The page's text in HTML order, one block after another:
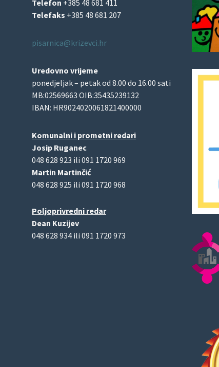
Telefon +385 48 681 411
Telefaks +385 48 681 207
pisarnica@krizevci.hr
Uredovno vrijeme
ponedjeljak – petak od 8.00 do 16.00 sati
MB:02569663 OIB:35435239132
IBAN: HR9024020061821400000
Komunalni i prometni redari
Josip Ruganec
048 628 923 ili 091 1720 969
Martin Martinčić
048 628 925 ili 091 1720 968
Poljoprivredni redar
Dean Kuzijev
048 628 934 ili 091 1720 973